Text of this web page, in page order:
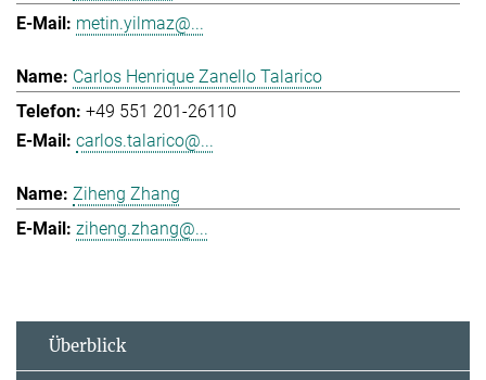
metin.yilmaz@...
Carlos Henrique Zanello Talarico
+49 551 201-26110
carlos.talarico@...
Ziheng Zhang
ziheng.zhang@...
Überblick